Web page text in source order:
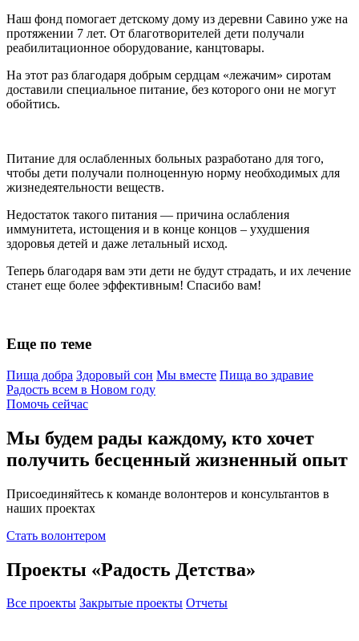
Наш фонд помогает детскому дому из деревни Савино уже на
протяжении 7 лет. От благотворителей дети получали
реабилитационное оборудование, канцтовары.
На этот раз благодаря добрым сердцам «лежачим» сиротам
доставили специальное питание, без которого они не могут
обойтись.
Питание для ослабленных больных разработано для того,
чтобы дети получали полноценную норму необходимых для
жизнедеятельности веществ.
Недостаток такого питания — причина ослабления
иммунитета, истощения и в конце концов – ухудшения
здоровья детей и даже летальный исход.
Теперь благодаря вам эти дети не будут страдать, и их лечение
станет еще более эффективным! Спасибо вам!
Еще по теме
Пища добра Здоровый сон Мы вместе Пища во здравие
Радость всем в Новом году
Помочь сейчас
Мы будем рады каждому, кто хочет
получить бесценный жизненный опыт
Присоединяйтесь к команде волонтеров и консультантов в
наших проектах
Стать волонтером
Проекты «Радость Детства»
Все проекты Закрытые проекты Отчеты